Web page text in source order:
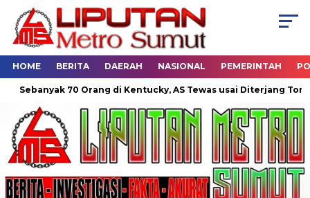
HOME BERITA DAERAH NASIONAL PEMERINTAH
70 Orang di Kentucky, AS Tewas usai Diterjang Tornado